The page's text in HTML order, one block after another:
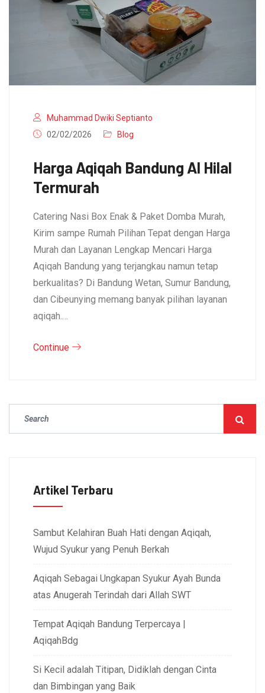
Muhammad Dwiki Septianto
02/02/2026
Blog
Harga Aqiqah Bandung Al Hilal
Termurah
Catering Nasi Box Enak & Paket Domba Murah,
Kirim sampe Rumah Pilihan Tepat dengan Harga
Murah dan Layanan Lengkap Mencari Harga
Aqiqah Bandung yang terjangkau namun tetap
berkualitas? Di Bandung Wetan, Sumur Bandung,
dan Cibeunying memang banyak pilihan layanan
aqiqah.…
Continue
Artikel Terbaru
Sambut Kelahiran Buah Hati dengan Aqiqah,
Wujud Syukur yang Penuh Berkah
Aqiqah Sebagai Ungkapan Syukur Ayah Bunda
atas Anugerah Terindah dari Allah SWT
Tempat Aqiqah Bandung Terpercaya |
AqiqahBdg
Si Kecil adalah Titipan, Didiklah dengan Cinta
dan Bimbingan yang Baik